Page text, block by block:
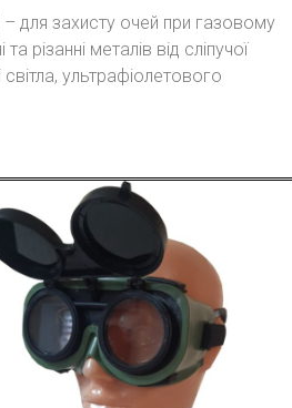
– для захисту очей при газовому
різанні металів від сліпучої
світла, ультрафіолетового